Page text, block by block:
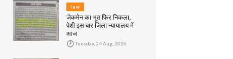
law
जेकमेन का भूत फिर निकला,
पेशी इस बार जिला न्यायालय में
आज
Tuesday, 04 Aug, 2026